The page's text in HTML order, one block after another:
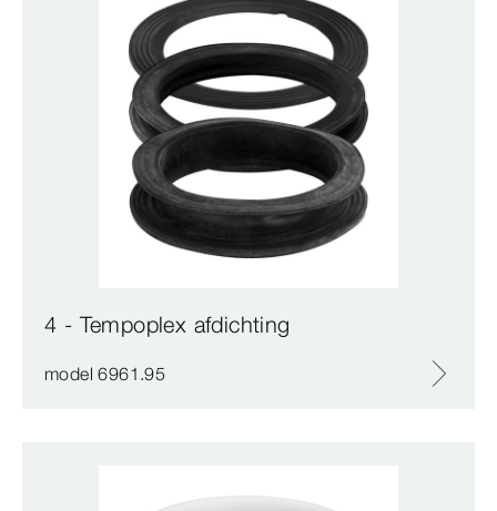
4 - Tempoplex afdichting
model 6961.95